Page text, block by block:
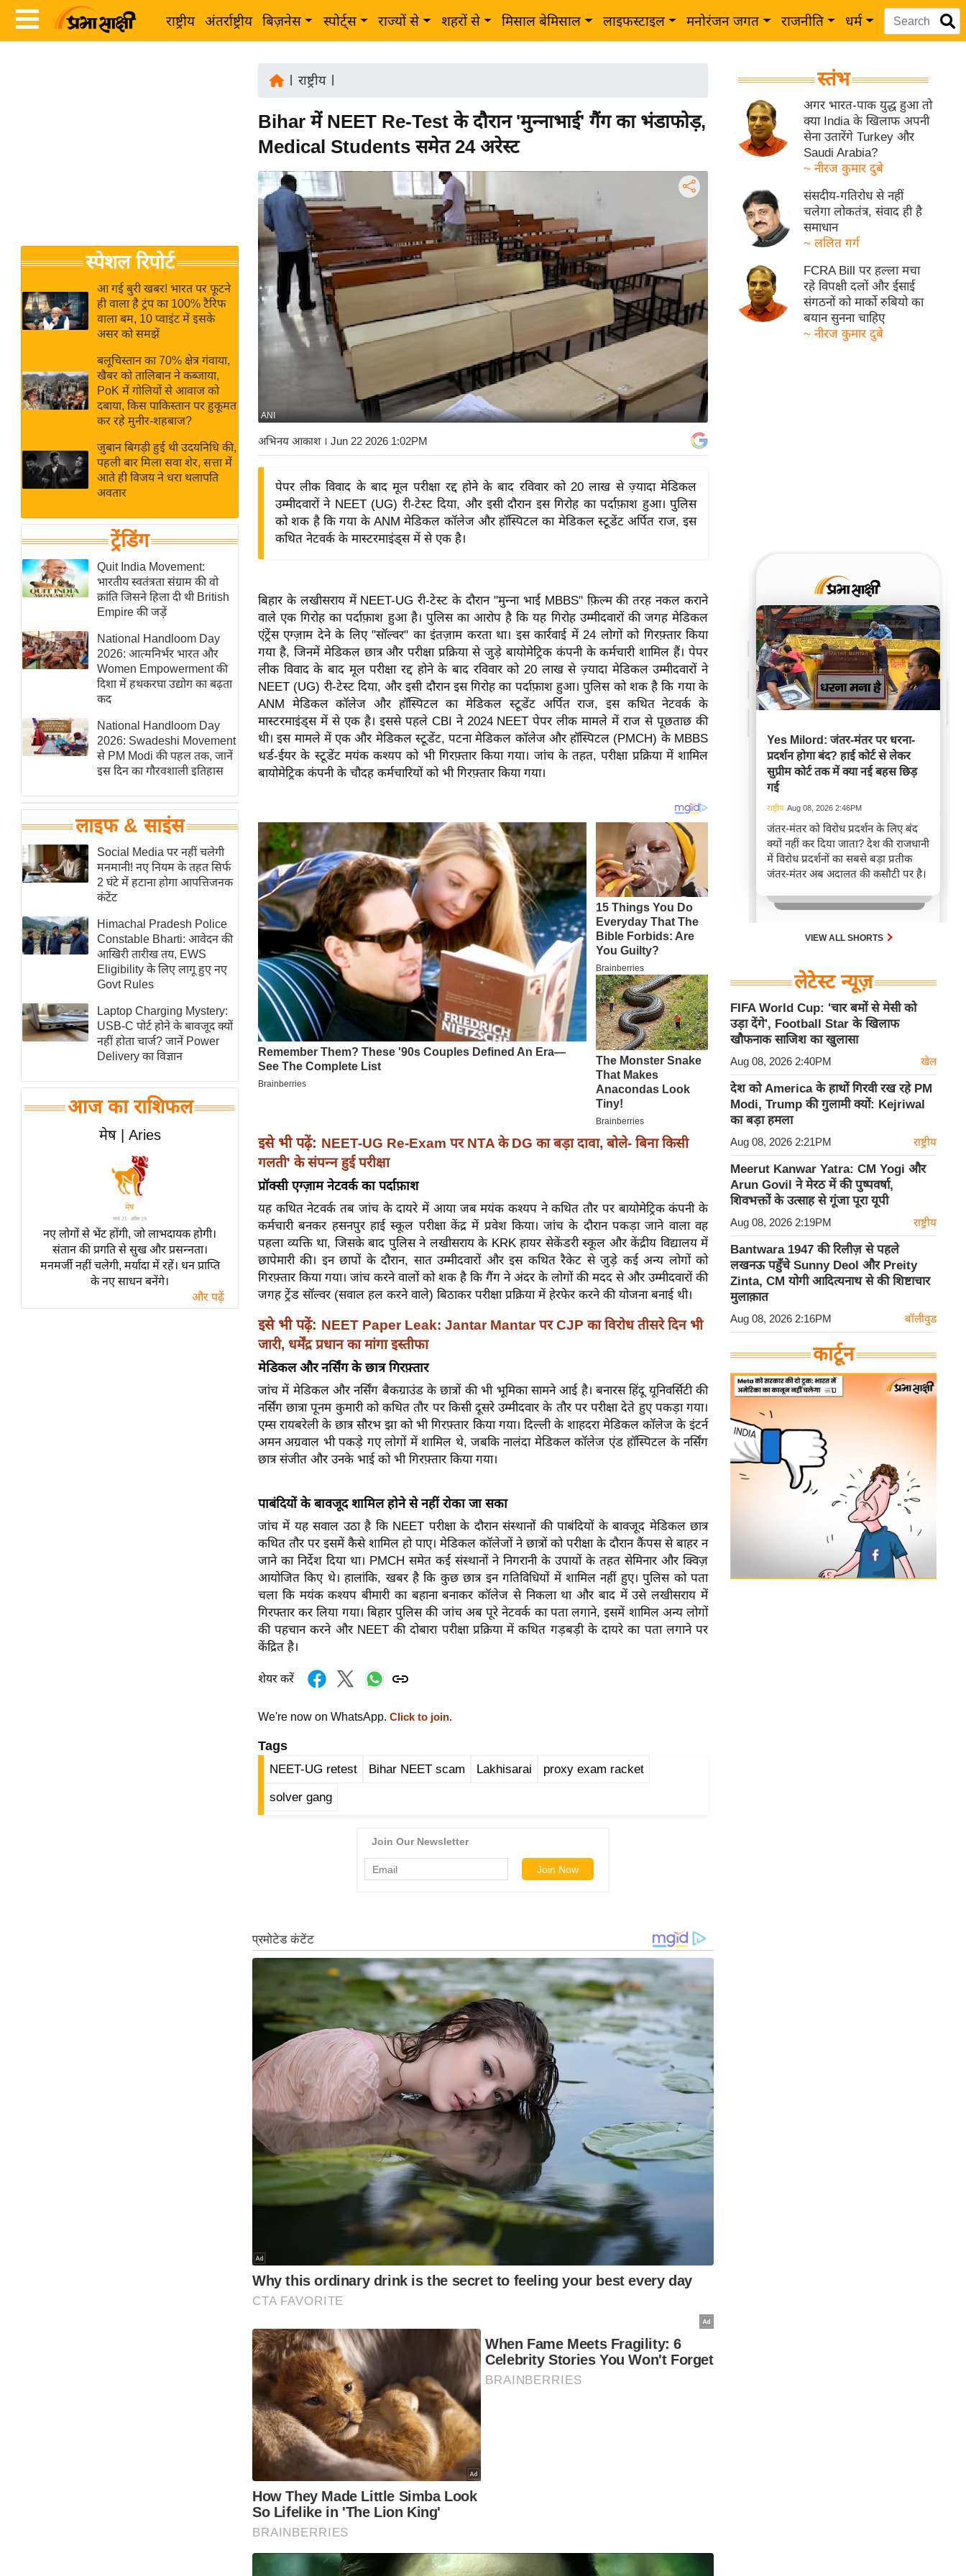
राष्ट्रीय अंतर्राष्ट्रीय बिज़नेस स्पोर्ट्स राज्यों से शहरों से मिसाल बेमिसाल लाइफस्टाइल मनोरंजन जगत राजनीति धर्म
Breaking
News in
Hindi
Hindi
Hindi
Videos
जगत
राय
बजट
क्रिकेट
IPL
2026
ई-पेपर
मिसाल बेमिसाल
शख्सियत
यंग इंडिया
साहित्य जगत
ऑटो वर्ल्ड
न्यूज ब्रीफ
मनोरंजन जगत
बॉलीवुड
हॉलीवुड
फिल्म समीक्षा
Breaking
News
लाइफस्टाइल
टेक्नॉलॉजी
घरेलू नुस्खे
पर्यटन स्थल
फिटनेस मंत्रा
रिलेशनशिप
राजनीति
विश्लेषण
समसामयिक
मातृभूमि
एम.
आर.
आई.
समीक्षा
धर्म
ज्योतिष
त्योहार
राशिफल
विशेष
स्पेशल रिपोर्ट
आ गई बुरी खबर! भारत पर फूटने
ही वाला है ट्रंप का 100% टैरिफ
वाला बम, 10 प्वाइंट में इसके
असर को समझें
बलूचिस्तान का 70% क्षेत्र गंवाया,
खैबर को तालिबान ने कब्जाया,
PoK में गोलियों से आवाज को
दबाया, किस पाकिस्तान पर हुकूमत
कर रहे मुनीर-शहबाज?
जुबान बिगड़ी हुई थी उदयनिधि की,
पहली बार मिला सवा शेर, सत्ता में
आते ही विजय ने धरा थलापति
अवतार
ट्रेंडिंग
Quit India Movement:
भारतीय स्वतंत्रता संग्राम की वो
क्रांति जिसने हिला दी थी British
Empire की जड़ें
National Handloom Day
2026: आत्मनिर्भर भारत और
Women Empowerment की
दिशा में हथकरघा उद्योग का बढ़ता
कद
National Handloom Day
2026: Swadeshi Movement
से PM Modi की पहल तक, जानें
इस दिन का गौरवशाली इतिहास
लाइफ & साइंस
Social Media पर नहीं चलेगी
मनमानी! नए नियम के तहत सिर्फ
2 घंटे में हटाना होगा आपत्तिजनक
कंटेंट
Himachal Pradesh Police
Constable Bharti: आवेदन की
आखिरी तारीख तय, EWS
Eligibility के लिए लागू हुए नए
Govt Rules
Laptop Charging Mystery:
USB-C पोर्ट होने के बावजूद क्यों
नहीं होता चार्ज? जानें Power
Delivery का विज्ञान
आज का राशिफल
मेष | Aries
नए लोगों से भेंट होंगी, जो लाभदायक होगी।
संतान की प्रगति से सुख और प्रसन्नता।
मनमर्जी नहीं चलेगी, मर्यादा में रहें। धन प्राप्ति
के नए साधन बनेंगे।
और पढ़ें
राष्ट्रीय|
Bihar में NEET Re-Test के दौरान 'मुन्नाभाई' गैंग का भंडाफोड़,
Medical Students समेत 24 अरेस्ट
ANI
अभिनय आकाश। Jun 22 2026 1:02PM
पेपर लीक विवाद के बाद मूल परीक्षा रद्द होने के बाद रविवार को 20 लाख से ज़्यादा मेडिकल
उम्मीदवारों ने NEET (UG) री-टेस्ट दिया, और इसी दौरान इस गिरोह का पर्दाफ़ाश हुआ। पुलिस
को शक है कि गया के ANM मेडिकल कॉलेज और हॉस्पिटल का मेडिकल स्टूडेंट अर्पित राज, इस
कथित नेटवर्क के मास्टरमाइंड्स में से एक है।
बिहार के लखीसराय में NEET-UG री-टेस्ट के दौरान "मुन्ना भाई MBBS" फ़िल्म की तरह नकल कराने
वाले एक गिरोह का पर्दाफ़ाश हुआ है। पुलिस का आरोप है कि यह गिरोह उम्मीदवारों की जगह मेडिकल
एंट्रेंस एग्ज़ाम देने के लिए "सॉल्वर" का इंतज़ाम करता था। इस कार्रवाई में 24 लोगों को गिरफ़्तार किया
गया है, जिनमें मेडिकल छात्र और परीक्षा प्रक्रिया से जुड़े बायोमेट्रिक कंपनी के कर्मचारी शामिल हैं। पेपर
लीक विवाद के बाद मूल परीक्षा रद्द होने के बाद रविवार को 20 लाख से ज़्यादा मेडिकल उम्मीदवारों ने
NEET (UG) री-टेस्ट दिया, और इसी दौरान इस गिरोह का पर्दाफ़ाश हुआ। पुलिस को शक है कि गया के
ANM मेडिकल कॉलेज और हॉस्पिटल का मेडिकल स्टूडेंट अर्पित राज, इस कथित नेटवर्क के
मास्टरमाइंड्स में से एक है। इससे पहले CBI ने 2024 NEET पेपर लीक मामले में राज से पूछताछ की
थी। इस मामले में एक और मेडिकल स्टूडेंट, पटना मेडिकल कॉलेज और हॉस्पिटल (PMCH) के MBBS
थर्ड-ईयर के स्टूडेंट मयंक कश्यप को भी गिरफ़्तार किया गया। जांच के तहत, परीक्षा प्रक्रिया में शामिल
बायोमेट्रिक कंपनी के चौदह कर्मचारियों को भी गिरफ़्तार किया गया।
इसे भी पढ़ें: NEET-UG Re-Exam पर NTA के DG का बड़ा दावा, बोले- बिना किसी
गलती' के संपन्न हुई परीक्षा
प्रॉक्सी एग्ज़ाम नेटवर्क का पर्दाफ़ाश
यह कथित नेटवर्क तब जांच के दायरे में आया जब मयंक कश्यप ने कथित तौर पर बायोमेट्रिक कंपनी के
कर्मचारी बनकर हसनपुर हाई स्कूल परीक्षा केंद्र में प्रवेश किया। जांच के दौरान पकड़ा जाने वाला वह
पहला व्यक्ति था, जिसके बाद पुलिस ने लखीसराय के KRK हायर सेकेंडरी स्कूल और केंद्रीय विद्यालय में
छापेमारी की। इन छापों के दौरान, सात उम्मीदवारों और इस कथित रैकेट से जुड़े कई अन्य लोगों को
गिरफ़्तार किया गया। जांच करने वालों को शक है कि गैंग ने अंदर के लोगों की मदद से और उम्मीदवारों की
जगह ट्रेंड सॉल्वर (सवाल हल करने वाले) बिठाकर परीक्षा प्रक्रिया में हेरफेर करने की योजना बनाई थी।
इसे भी पढ़ें: NEET Paper Leak: Jantar Mantar पर CJP का विरोध तीसरे दिन भी
जारी, धर्मेंद्र प्रधान का मांगा इस्तीफा
मेडिकल और नर्सिंग के छात्र गिरफ़्तार
जांच में मेडिकल और नर्सिंग बैकग्राउंड के छात्रों की भी भूमिका सामने आई है। बनारस हिंदू यूनिवर्सिटी की
नर्सिंग छात्रा पूनम कुमारी को कथित तौर पर किसी दूसरे उम्मीदवार के तौर पर परीक्षा देते हुए पकड़ा गया।
एम्स रायबरेली के छात्र सौरभ झा को भी गिरफ़्तार किया गया। दिल्ली के शाहदरा मेडिकल कॉलेज के इंटर्न
अमन अग्रवाल भी पकड़े गए लोगों में शामिल थे, जबकि नालंदा मेडिकल कॉलेज एंड हॉस्पिटल के नर्सिंग
छात्र संजीत और उनके भाई को भी गिरफ़्तार किया गया।
पाबंदियों के बावजूद शामिल होने से नहीं रोका जा सका
जांच में यह सवाल उठा है कि NEET परीक्षा के दौरान संस्थानों की पाबंदियों के बावजूद मेडिकल छात्र
कथित तौर पर इसमें कैसे शामिल हो पाए। मेडिकल कॉलेजों ने छात्रों को परीक्षा के दौरान कैंपस से बाहर न
जाने का निर्देश दिया था। PMCH समेत कई संस्थानों ने निगरानी के उपायों के तहत सेमिनार और क्विज़
आयोजित किए थे। हालांकि, खबर है कि कुछ छात्र इन गतिविधियों में शामिल नहीं हुए। पुलिस को पता
चला कि मयंक कश्यप बीमारी का बहाना बनाकर कॉलेज से निकला था और बाद में उसे लखीसराय में
गिरफ्तार कर लिया गया। बिहार पुलिस की जांच अब पूरे नेटवर्क का पता लगाने, इसमें शामिल अन्य लोगों
की पहचान करने और NEET की दोबारा परीक्षा प्रक्रिया में कथित गड़बड़ी के दायरे का पता लगाने पर
केंद्रित है।
शेयर करें
We're now on WhatsApp. Click to join.
Tags
NEET-UG retest Bihar NEET scam Lakhisarai proxy exam racket
solver gang
स्तंभ
अगर भारत-पाक युद्ध हुआ तो
क्या India के खिलाफ अपनी
सेना उतारेंगे Turkey और
Saudi Arabia?
~ नीरज कुमार दुबे
संसदीय-गतिरोध से नहीं
चलेगा लोकतंत्र, संवाद ही है
समाधान
~ ललित गर्ग
FCRA Bill पर हल्ला मचा
रहे विपक्षी दलों और ईसाई
संगठनों को मार्को रुबियो का
बयान सुनना चाहिए
~ नीरज कुमार दुबे
Yes Milord: जंतर-मंतर पर धरना-
प्रदर्शन होगा बंद? हाई कोर्ट से लेकर
सुप्रीम कोर्ट तक में क्या नई बहस छिड़
गई
राष्ट्रीय Aug 08, 2026 2:46PM
जंतर-मंतर को विरोध प्रदर्शन के लिए बंद
क्यों नहीं कर दिया जाता? देश की राजधानी
में विरोध प्रदर्शनों का सबसे बड़ा प्रतीक
जंतर-मंतर अब अदालत की कसौटी पर है।
VIEW ALL SHORTS
लेटेस्ट न्यूज़
FIFA World Cup: 'चार बमों से मेसी को
उड़ा देंगे', Football Star के खिलाफ
खौफनाक साजिश का खुलासा
Aug 08, 2026 2:40PM खेल
देश को America के हाथों गिरवी रख रहे PM
Modi, Trump की गुलामी क्यों: Kejriwal
का बड़ा हमला
Aug 08, 2026 2:21PM राष्ट्रीय
Meerut Kanwar Yatra: CM Yogi और
Arun Govil ने मेरठ में की पुष्पवर्षा,
शिवभक्तों के उत्साह से गूंजा पूरा यूपी
Aug 08, 2026 2:19PM राष्ट्रीय
Bantwara 1947 की रिलीज़ से पहले
लखनऊ पहुँचे Sunny Deol और Preity
Zinta, CM योगी आदित्यनाथ से की शिष्टाचार
मुलाक़ात
Aug 08, 2026 2:16PM बॉलीवुड
कार्टून